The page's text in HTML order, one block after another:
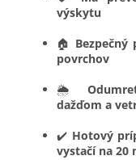
výskytu
🏠
povrchov
🌦️
dažďom a
✔️ Hotový
vystačí na 20